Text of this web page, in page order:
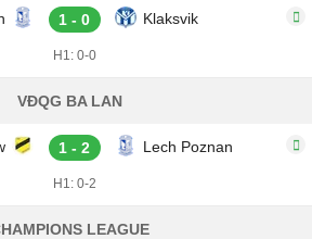
1 - 0 Klaksvik
H1: 0-0
VĐQG BA LAN
1 - 2 Lech Poznan
H1: 0-2
LEAGUE